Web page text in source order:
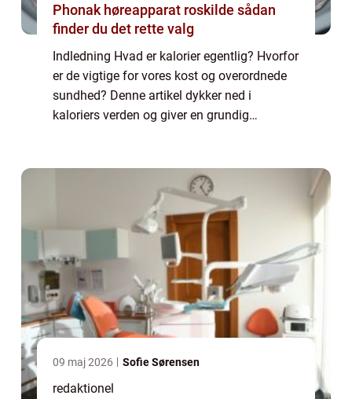
Phonak høreapparat roskilde sådan
finder du det rette valg
Indledning Hvad er kalorier egentlig? Hvorfor
er de vigtige for vores kost og overordnede
sundhed? Denne artikel dykker ned i
kaloriers verden og giver en grundig
09 maj 2026 Sofie Sørensen
redaktionel